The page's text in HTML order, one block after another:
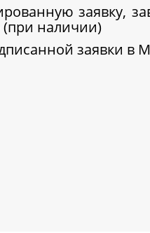
заявку,
(при наличии)
заявки в